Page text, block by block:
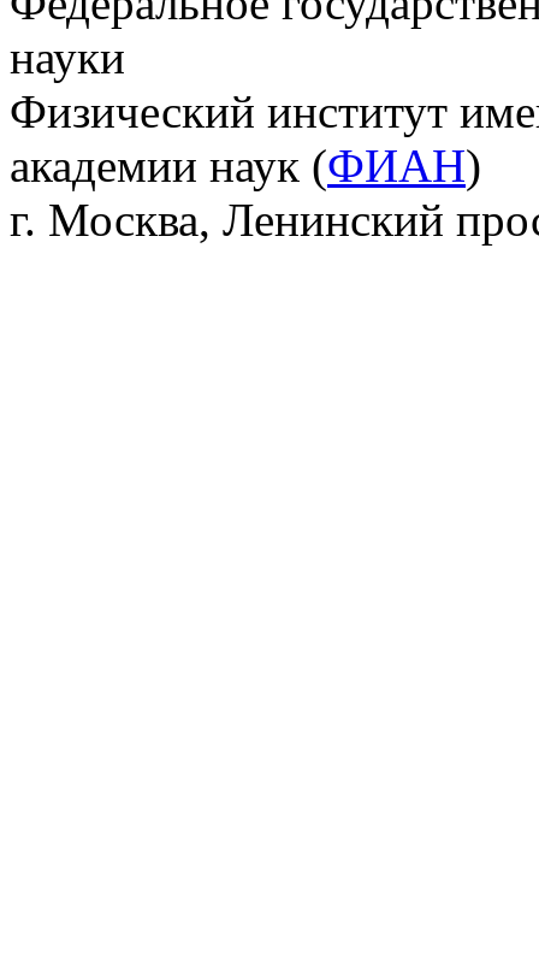
науки
Физический институт
академии наук (ФИАН)
г. Москва, Ленинский